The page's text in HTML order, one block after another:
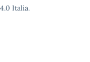
Italia.